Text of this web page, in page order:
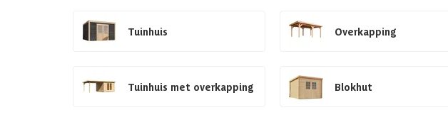
Tuinhuis Overkapping
Tuinhuis met overkapping Blokhut